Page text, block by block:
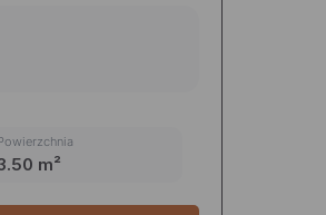
m²